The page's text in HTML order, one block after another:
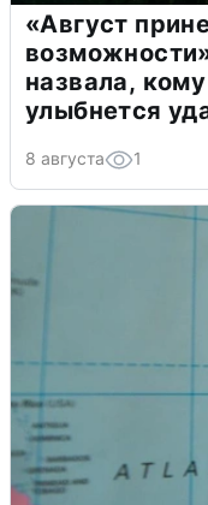
«Август
назвала,
улыбнется
8 августа 1